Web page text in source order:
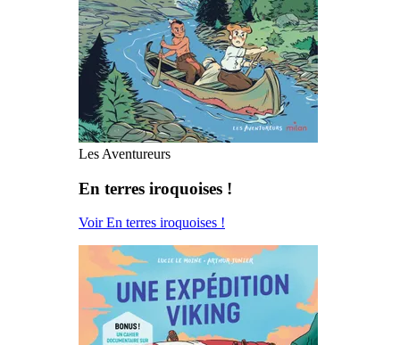
Les Aventureurs
En terres iroquoises !
Voir En terres iroquoises !